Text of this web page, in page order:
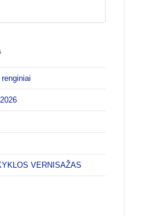
VERNISAŽAS